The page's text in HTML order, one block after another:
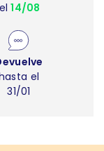
14/08
el
31/01